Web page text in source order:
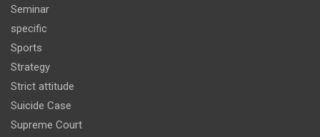
Seminar
specific
Sports
Strategy
Strict attitude
Suicide Case
Supreme Court